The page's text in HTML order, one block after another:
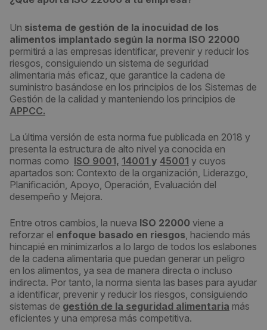
Un sistema de gestión de la inocuidad de los
alimentos implantado según la norma ISO 22000
permitirá a las empresas identificar, prevenir y reducir los
riesgos, consiguiendo un sistema de seguridad
alimentaria más eficaz, que garantice la cadena de
suministro basándose en los principios de los Sistemas de
Gestión de la calidad y manteniendo los principios de
APPCC.
La última versión de esta norma fue publicada en 2018 y
presenta la estructura de alto nivel ya conocida en
normas como ISO 9001, 14001 y 45001 y cuyos
apartados son: Contexto de la organización, Liderazgo,
Planificación, Apoyo, Operación, Evaluación del
desempeño y Mejora.
Entre otros cambios, la nueva ISO 22000 viene a
reforzar el enfoque basado en riesgos, haciendo más
hincapié en minimizarlos a lo largo de todos los eslabones
de la cadena alimentaria que puedan generar un peligro
en los alimentos, ya sea de manera directa o incluso
indirecta. Por tanto, la norma sienta las bases para ayudar
a identificar, prevenir y reducir los riesgos, consiguiendo
sistemas de gestión de la seguridad alimentaria más
eficientes y una empresa más competitiva.